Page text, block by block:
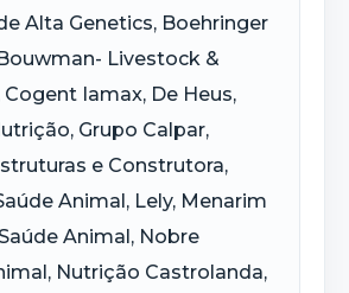
Alta Genetics, Boehringer
- Livestock &
Cogent Iamax, De Heus,
Grupo Calpar,
e Construtora,
Animal, Lely, Menarim
Animal, Nobre
Nutrição Castrolanda,